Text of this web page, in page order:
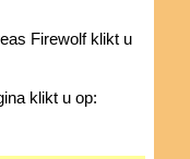
Firewolf klikt u
klikt u op: